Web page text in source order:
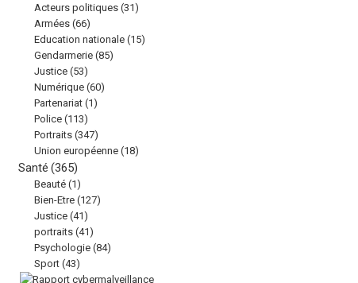
Acteurs politiques (31)
Armées (66)
Education nationale (15)
Gendarmerie (85)
Justice (53)
Numérique (60)
Partenariat (1)
Police (113)
Portraits (347)
Union européenne (18)
Santé (365)
Beauté (1)
Bien-Etre (127)
Justice (41)
portraits (41)
Psychologie (84)
Sport (43)